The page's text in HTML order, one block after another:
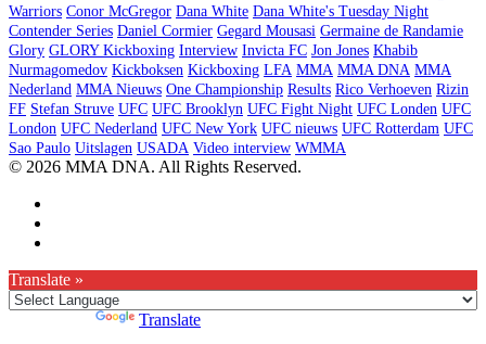
Warriors Conor McGregor Dana White Dana White's Tuesday Night
Contender Series Daniel Cormier Gegard Mousasi Germaine de Randamie
Glory GLORY Kickboxing Interview Invicta FC Jon Jones Khabib
Nurmagomedov Kickboksen Kickboxing LFA MMA MMA DNA MMA
Nederland MMA Nieuws One Championship Results Rico Verhoeven Rizin
FF Stefan Struve UFC UFC Brooklyn UFC Fight Night UFC Londen UFC
London UFC Nederland UFC New York UFC nieuws UFC Rotterdam UFC
Sao Paulo Uitslagen USADA Video interview WMMA
© 2026 MMA DNA. All Rights Reserved.
Translate »
Translate